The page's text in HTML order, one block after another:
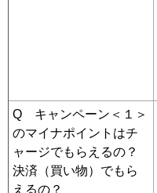
Q キャンペーン＜１＞
のマイナポイントはチ
ャージでもらえるの？
決済（買い物）でもら
えるの？